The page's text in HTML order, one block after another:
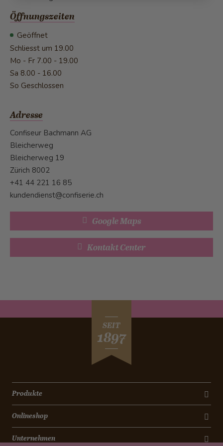
Öffnungszeiten
Geöffnet
Schliesst um 19.00
Mo - Fr 7.00 - 19.00
Sa 8.00 - 16.00
So Geschlossen
Adresse
Confiseur Bachmann AG
Bleicherweg
Bleicherweg 19
Zürich 8002
+41 44 221 16 85
kundendienst@confiserie.ch
Google Maps
Kontakt Center
SEIT
1897
Produkte
Onlineshop
Unternehmen